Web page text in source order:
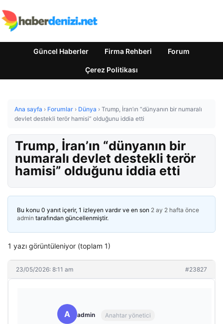
Güncel Haberler Firma Rehberi Forum
Çerez Politikası
Ana sayfa › Forumlar › Dünya › Trump, İran’ın “dünyanın bir numaralı
devlet destekli terör hamisi” olduğunu iddia etti
Trump, İran’ın “dünyanın bir
numaralı devlet destekli terör
hamisi” olduğunu iddia etti
Bu konu 0 yanıt içerir, 1 izleyen vardır ve en son 2 ay 2 hafta önce
admin tarafından güncellenmiştir.
1 yazı görüntüleniyor (toplam 1)
23/05/2026: 8:11 am #23827
A admin Anahtar yönetici